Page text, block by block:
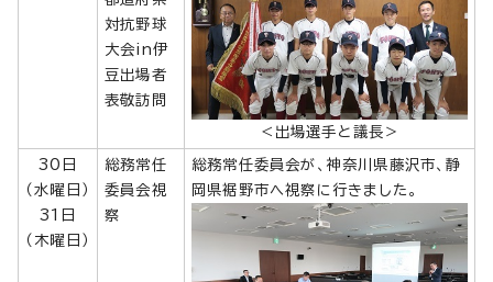
対抗野球
大会in伊
豆出場者
表敬訪問
＜出場選手と議長＞
30日
（水曜日）
31日
（木曜日）
総務常任
委員会視
察
総務常任委員会が、神奈川県藤沢市、静
岡県裾野市へ視察に行きました。